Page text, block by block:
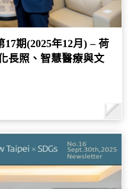
期(2025年12月) – 荷
長照、智慧醫療與文